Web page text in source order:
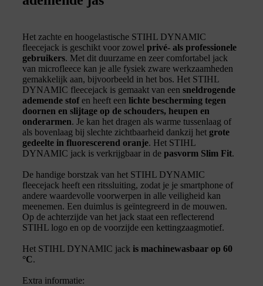
Het zachte en hoogelastische STIHL DYNAMIC
fleecejack is geschikt voor zowel privé- als professionele
gebruikers. Met dit duurzame en zeer comfortabel jack
van microfleece kan je alle fysiek zware werkzaamheden
gemakkelijk aan, bijvoorbeeld in het bos. Het STIHL
DYNAMIC fleecejack is gemaakt van een sneldrogende
ademende stofen heeft een lichte bescherming tegen
doornen en slijtage op de schouders, heupen en
onderarmen. Je kan het dragen als warme tussenlaag of
als bovenlaag bij slechte zichtbaarheid dankzij het grote
gedeelte in fluorescerend oranje. Het STIHL
DYNAMIC jack is verkrijgbaar in de pasvorm Slim Fit.
De handige borstzak van het STIHL DYNAMIC
fleecejack heeft een ritssluiting, zodat je je smartphone of
andere waardevolle voorwerpen in alle veiligheid kan
meenemen. Een duimlus is geïntegreerd in de mouwen.
Op de achterzijde van het jack staat een reflecterend
STIHL logo en op de voorzijde een kettingzaagmotief.
Het STIHL DYNAMIC jack is machinewasbaar op 60
°C.
Extra informatie: